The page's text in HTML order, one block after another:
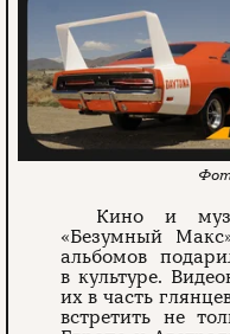
Кино и
«Безумный
альбомов
в культуре.
их в часть
встретить не